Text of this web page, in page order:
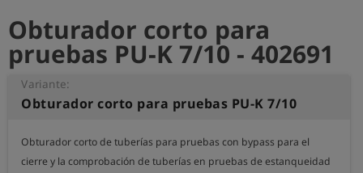
Obturador corto para
pruebas PU-K 7/10 - 402691
Variante:
Obturador corto para pruebas PU-K 7/10
Obturador corto de tuberías para pruebas con bypass para el
cierre y la comprobación de tuberías en pruebas de estanqueidad